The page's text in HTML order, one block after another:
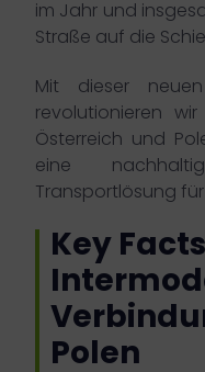
im Jahr und
Straße auf die
Mit dieser
revolutionieren
Österreich und
eine
Transportlösung
Key
Polen